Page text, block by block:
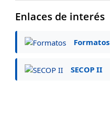
Enlaces de interés
Formatos
SECOP II